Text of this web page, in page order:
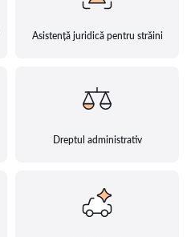
Asistență juridică pentru străini
Dreptul administrativ